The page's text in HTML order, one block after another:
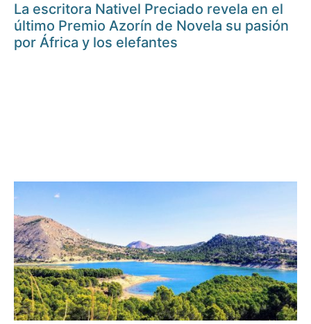
La escritora Nativel Preciado revela en el
último Premio Azorín de Novela su pasión
por África y los elefantes